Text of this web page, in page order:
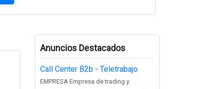
Anuncios Destacados
Call Center B2b - Teletrabajo
EMPRESA Empresa de trading y